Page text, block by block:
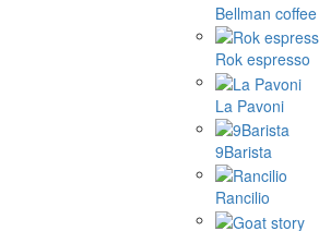
Bellman coffee
Rok espresso
La Pavoni
9Barista
Rancilio